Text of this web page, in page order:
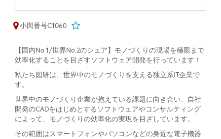
小間番号C1060
【国内No.1/世界No.2のシェア】モノづくりの現場を極限まで
効率化することを目ざすソフトウェア開発を行っています！
私たち図研は、世界中のモノづくりを支える独立系IT企業で
す。
世界中のモノづくり企業が抱えている課題に向き合い、自社
開発のCADをはじめとするソフトウェアやコンサルティング
によって、モノづくりの効率化の実現を目ざしています。
その範囲はスマートフォンやパソコンなどの身近な電子機器